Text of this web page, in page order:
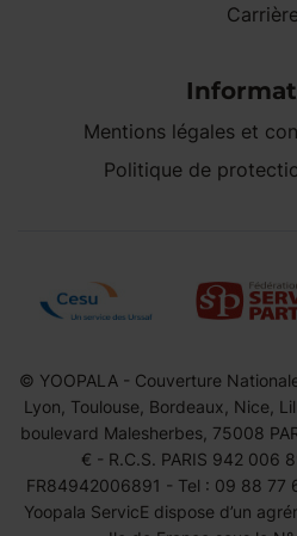
Mentions légales et
Politique de
© YOOPALA - Couverture
Lyon, Toulouse, Bordeaux, Nice,
boulevard Malesherbes, 75008
€ - R.C.S. PARIS 942 006
FR84942006891 - Tel : 09 88 77
Yoopala ServicE dispose d’un